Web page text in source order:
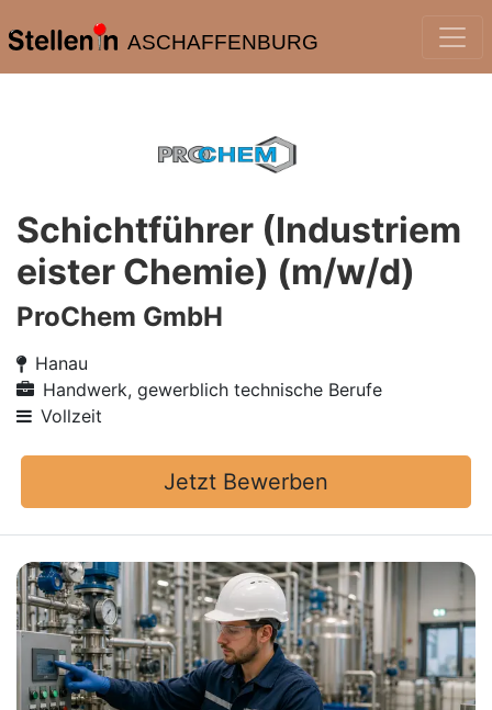
ASCHAFFENBURG
Schichtführer (Industriem
eister Chemie) (m/w/d)
ProChem GmbH
Hanau
Handwerk, gewerblich technische Berufe
Vollzeit
Jetzt Bewerben